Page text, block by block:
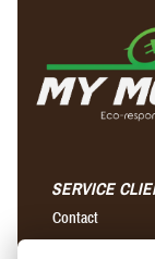
SERVICE
Contact
Questions